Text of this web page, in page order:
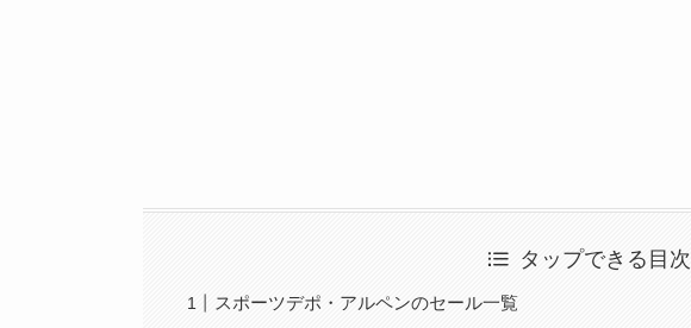
タップできる目次
スポーツデポ・アルペンのセール一覧